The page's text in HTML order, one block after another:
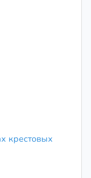
крестовых